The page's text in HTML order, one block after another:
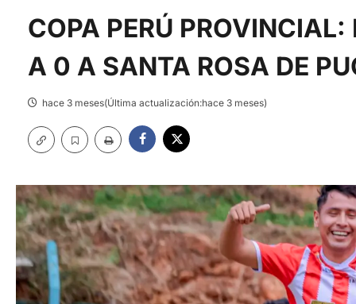
COPA PERÚ
A 0 A SANTA ROSA DE
hace 3 meses(Última actualización:hace 3 meses)